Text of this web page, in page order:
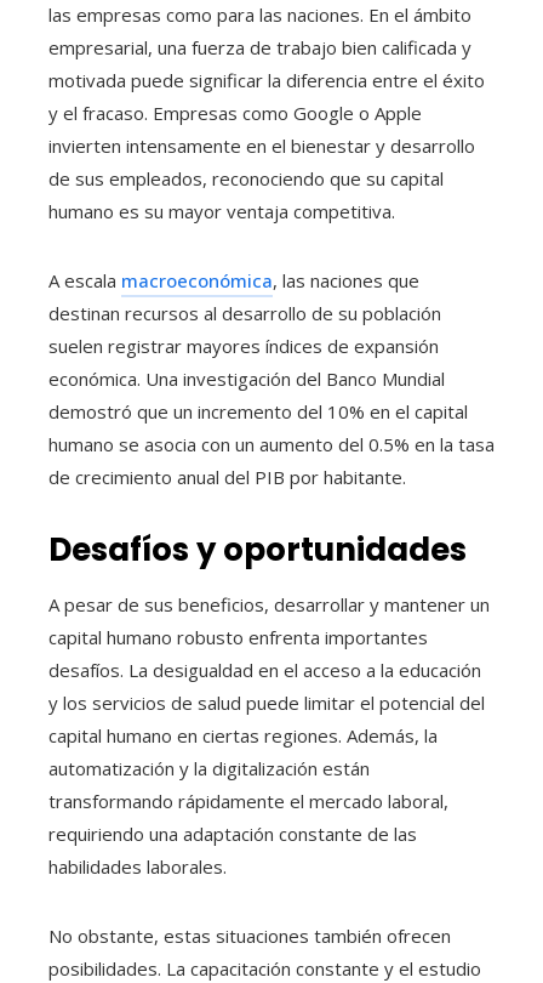
las empresas como para las naciones. En el ámbito
empresarial, una fuerza de trabajo bien calificada y
motivada puede significar la diferencia entre el éxito
y el fracaso. Empresas como Google o Apple
invierten intensamente en el bienestar y desarrollo
de sus empleados, reconociendo que su capital
humano es su mayor ventaja competitiva.
A escala macroeconómica, las naciones que
destinan recursos al desarrollo de su población
suelen registrar mayores índices de expansión
económica. Una investigación del Banco Mundial
demostró que un incremento del 10% en el capital
humano se asocia con un aumento del 0.5% en la tasa
de crecimiento anual del PIB por habitante.
Desafíos y oportunidades
A pesar de sus beneficios, desarrollar y mantener un
capital humano robusto enfrenta importantes
desafíos. La desigualdad en el acceso a la educación
y los servicios de salud puede limitar el potencial del
capital humano en ciertas regiones. Además, la
automatización y la digitalización están
transformando rápidamente el mercado laboral,
requiriendo una adaptación constante de las
habilidades laborales.
No obstante, estas situaciones también ofrecen
posibilidades. La capacitación constante y el estudio